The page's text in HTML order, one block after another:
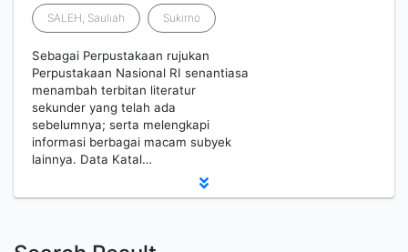
SALEH, Sauliah Sukirno
Sebagai Perpustakaan rujukan
Perpustakaan Nasional RI senantiasa
menambah terbitan literatur
sekunder yang telah ada
sebelumnya; serta melengkapi
informasi berbagai macam subyek
lainnya. Data Katal…